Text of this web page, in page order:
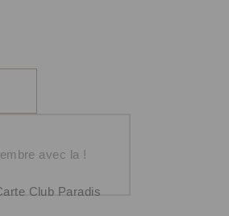
avec la
Club Paradis
!